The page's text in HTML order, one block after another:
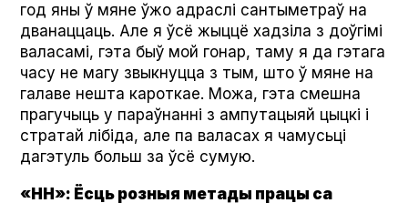
год яны ў мяне ўжо адраслі сантыметраў на
дванаццаць. Але я ўсё жыццё хадзіла з доўгімі
валасамі, гэта быў мой гонар, таму я да гэтага
часу не магу звыкнуцца з тым, што ў мяне на
галаве нешта кароткае. Можа, гэта смешна
прагучыць у параўнанні з ампутацыяй цыцкі і
стратай лібіда, але па валасах я чамусьці
дагэтуль больш за ўсё сумую.
«НН»: Ёсць розныя метады працы са